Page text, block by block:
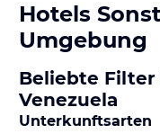
Hotels
Umgebung
Beliebte
Venezuela
Unterkunftsarten